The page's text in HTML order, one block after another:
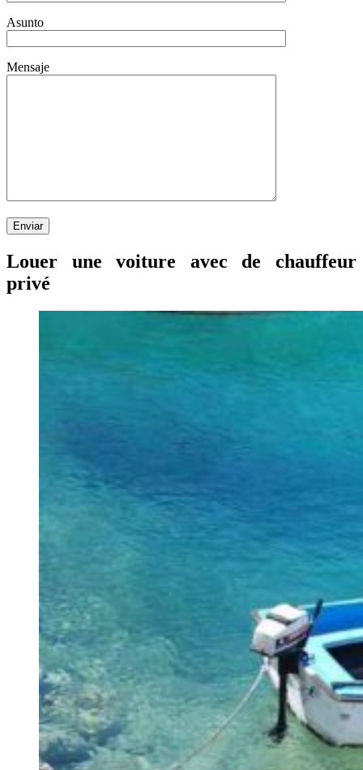
Asunto
Mensaje
Louer une voiture avec de chauffeur
privé